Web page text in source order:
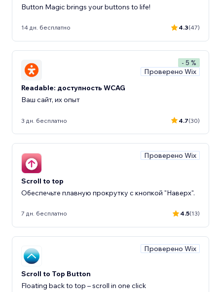
Button Magic brings your buttons to life!
14 дн. бесплатно 4.3(47)
- 5 %
Проверено Wix
Readable: доступность WCAG
Ваш сайт, их опыт
3 дн. бесплатно 4.7(30)
Проверено Wix
Scroll to top
Обеспечьте плавную прокрутку с кнопкой "Наверх".
7 дн. бесплатно 4.5(13)
Проверено Wix
Scroll to Top Button
Floating back to top – scroll in one click